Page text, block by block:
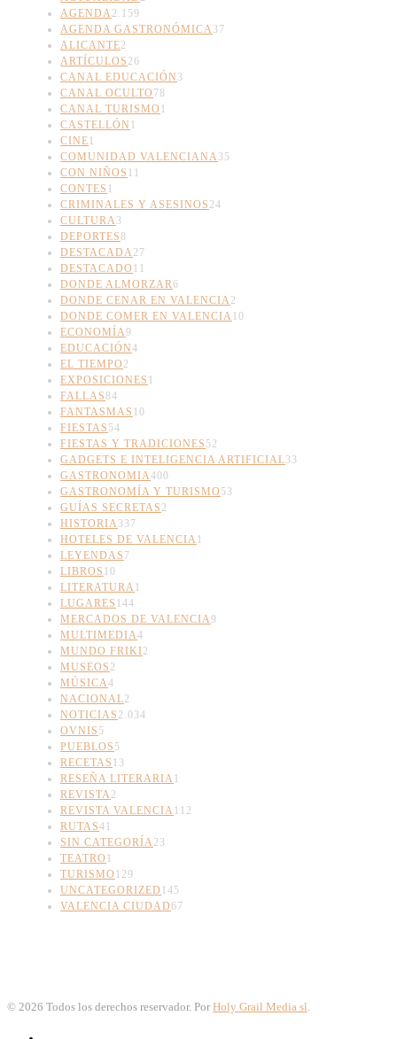
AGENDA2.159
AGENDA GASTRONÓMICA37
ALICANTE2
ARTÍCULOS 26
CANAL EDUCACIÓN 3
CANAL OCULTO 78
CANAL TURISMO 1
CASTELLÓN 1
CINE1
COMUNIDAD VALENCIANA35
CON NIÑOS 11
CONTES 1
CRIMINALES Y ASESINOS 24
CULTURA3
DEPORTES8
DESTACADA27
DESTACADO 11
DONDE ALMORZAR6
DONDE CENAR EN VALENCIA2
DONDE COMER EN VALENCIA10
ECONOMÍA9
EDUCACIÓN4
EL TIEMPO 2
EXPOSICIONES 1
FALLAS84
FANTASMAS 10
FIESTAS 54
FIESTAS Y TRADICIONES 52
GADGETS E INTELIGENCIA ARTIFICIAL33
GASTRONOMIA400
GASTRONOMÍA Y TURISMO 53
GUÍAS SECRETAS 2
HISTORIA337
HOTELES DE VALENCIA1
LEYENDAS 7
LIBROS 10
LITERATURA1
LUGARES 144
MERCADOS DE VALENCIA9
MULTIMEDIA4
MUNDO FRIKI2
MUSEOS 2
MÚSICA4
NACIONAL2
NOTICIAS 2.034
OVNIS 5
PUEBLOS 5
RECETAS 13
RESEÑA LITERARIA1
REVISTA2
REVISTA VALENCIA112
RUTAS41
SIN CATEGORÍA23
TEATRO 1
TURISMO 129
UNCATEGORIZED 145
VALENCIA CIUDAD67
© 2026 Todos los derechos reservador. Por Holy Grail Media sl.